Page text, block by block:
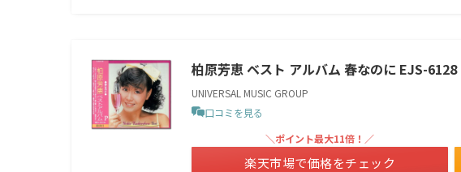
柏原芳恵 ベスト アルバム 春なのに EJS-6128
UNIVERSAL MUSIC GROUP
口コミを見る
＼ポイント最大11倍！／
楽天市場で価格をチェック